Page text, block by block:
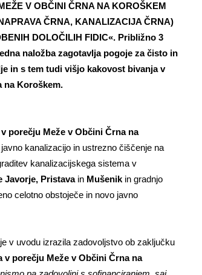
V OBČINI ČRNA NA KOROŠKEM
ČRNA, KANALIZACIJA ČRNA)
DOLOČILIH FIDIC«. Približno 3
naložba zagotavlja pogoje za čisto in
in s tem tudi višjo kakovost bivanja v
na Koroškem.
porečju Meže v Občini Črna na
kanalizacijo in ustrezno čiščenje na
kanalizacijskega sistema v
Javorje, Pristava in Mušenik in gradnjo
celotno obstoječe in novo javno
je v uvodu izrazila zadovoljstvo ob zaključku
porečju Meže v Občini Črna na